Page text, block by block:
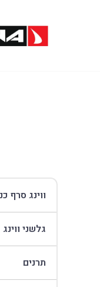
ווינג סרף
גלשני ווינג
תרנים